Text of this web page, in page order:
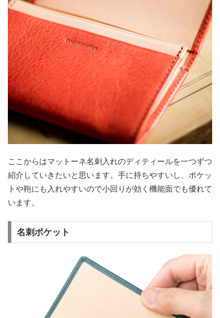
ここからはマットーネ名刺入れのディティールを一つずつ
紹介していきたいと思います。手に持ちやすいし、ポケッ
トや鞄にも入れやすいので小回りが効く機能面でも優れて
います。
名刺ポケット